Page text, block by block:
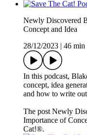
Newly Discovered
Concept and Idea
28/12/2023
46 min
In this podcast,
concept, idea
and how to write
The post Newly
Importance of
Cat!®.